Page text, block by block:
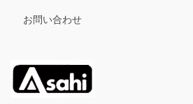
お問い合わせ